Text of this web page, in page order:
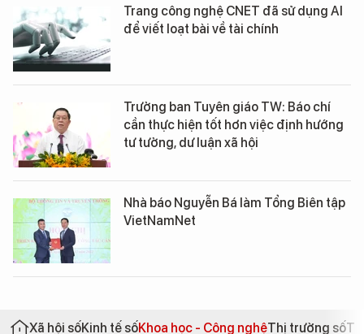
Trang công nghệ CNET đã sử dụng AI
để viết loạt bài về tài chính
Trưởng ban Tuyên giáo TW: Báo chí
cần thực hiện tốt hơn việc định hướng
tư tưởng, dư luận xã hội
Nhà báo Nguyễn Bá làm Tổng Biên tập
VietNamNet
Xã hội sốKinh tế sốKhoa học - Công nghệThị trường số